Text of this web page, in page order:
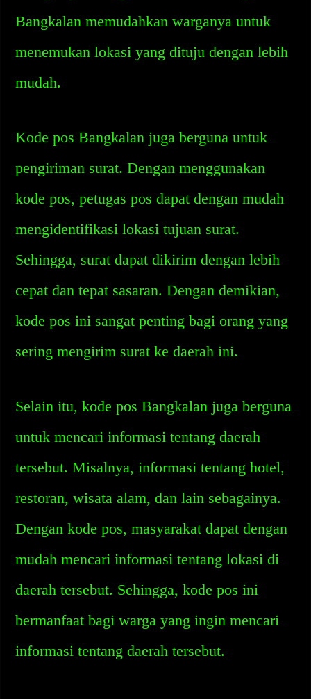
Bangkalan memudahkan warganya untuk
menemukan lokasi yang dituju dengan lebih
mudah.
Kode pos Bangkalan juga berguna untuk
pengiriman surat. Dengan menggunakan
kode pos, petugas pos dapat dengan mudah
mengidentifikasi lokasi tujuan surat.
Sehingga, surat dapat dikirim dengan lebih
cepat dan tepat sasaran. Dengan demikian,
kode pos ini sangat penting bagi orang yang
sering mengirim surat ke daerah ini.
Selain itu, kode pos Bangkalan juga berguna
untuk mencari informasi tentang daerah
tersebut. Misalnya, informasi tentang hotel,
restoran, wisata alam, dan lain sebagainya.
Dengan kode pos, masyarakat dapat dengan
mudah mencari informasi tentang lokasi di
daerah tersebut. Sehingga, kode pos ini
bermanfaat bagi warga yang ingin mencari
informasi tentang daerah tersebut.